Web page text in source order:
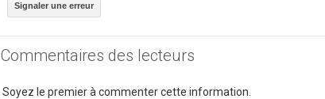
Signaler une erreur
Commentaires des lecteurs
Soyez le premier à commenter cette information.